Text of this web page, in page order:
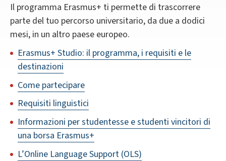
Il programma Erasmus+ ti permette di trascorrere
parte del tuo percorso universitario, da due a dodici
mesi, in un altro paese europeo.
Erasmus+ Studio: il programma, i requisiti e le
destinazioni
Come partecipare
Requisiti linguistici
Informazioni per studentesse e studenti vincitori di
una borsa Erasmus+
L’Online Language Support (OLS)